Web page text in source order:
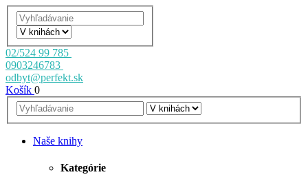
02/524 99 785
0903246783
odbyt@perfekt.sk
Košík 0
Naše knihy
Kategórie